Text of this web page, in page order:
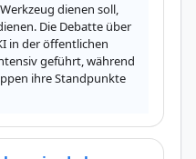
dienen soll,
Die Debatte über
in der öffentlichen
geführt, während
ihre Standpunkte